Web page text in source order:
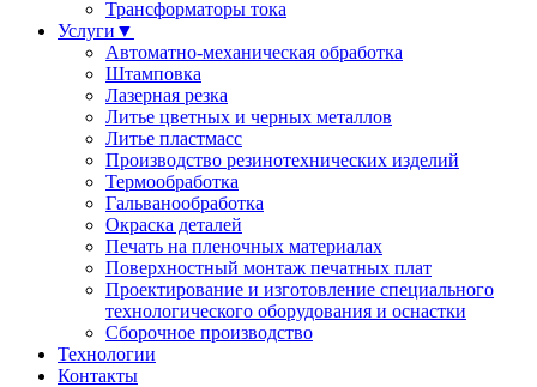
Трансформаторы тока
Услуги ▼
Автоматно-механическая обработка
Штамповка
Лазерная резка
Литье цветных и черных металлов
Литье пластмасс
Производство резинотехнических изделий
Термообработка
Гальванообработка
Окраска деталей
Печать на пленочных материалах
Поверхностный монтаж печатных плат
Проектирование и изготовление специального
технологического оборудования и оснастки
Сборочное производство
Технологии
Контакты